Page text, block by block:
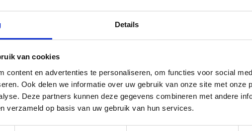
Details
van cookies
content en advertenties te personaliseren, om functies voor social
Ook delen we informatie over uw gebruik van onze site met onze
Deze partners kunnen deze gegevens combineren met andere
verzameld op basis van uw gebruik van hun services.
te beoordelen